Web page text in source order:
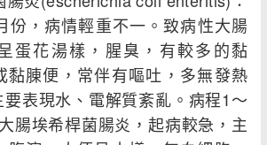
份，病情輕重不一。致病性大腸
蛋花湯樣，腥臭，有較多的黏
黏腖便，常伴有嘔吐，多無發熱
表現水、電解質紊亂。病程1～
腸埃希桿菌腸炎，起病較急，主